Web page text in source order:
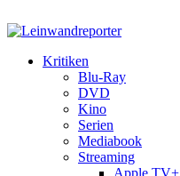
Kritiken
Blu-Ray
DVD
Kino
Serien
Mediabook
Streaming
Apple TV+